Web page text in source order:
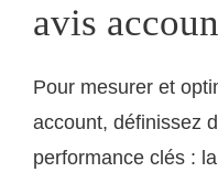
avis
Pour mesurer et
account, définissez
performance clés :